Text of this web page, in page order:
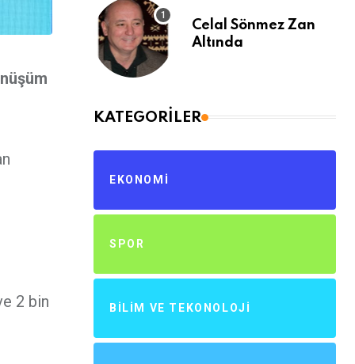
2 bin
Celal Sönmez Zan
Altında
KATEGORILER
EKONOMI
SPOR
BILIM VE TEKONOLOJI